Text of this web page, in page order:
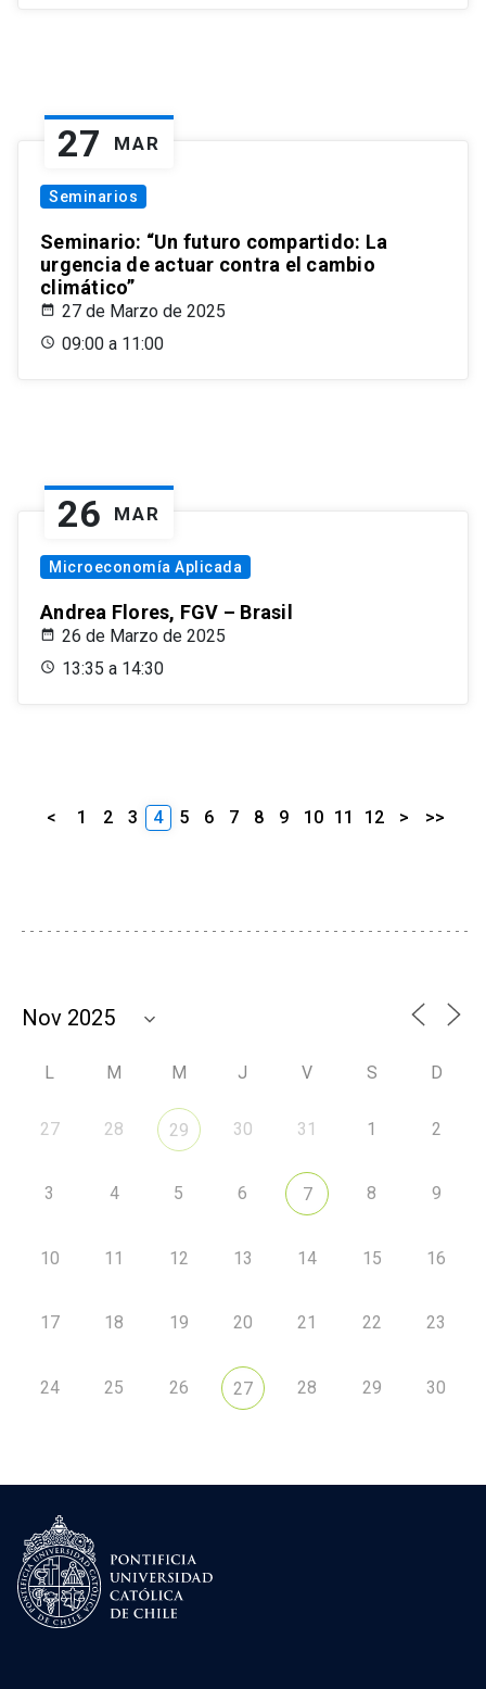
27 MAR
Seminarios
Seminario: “Un futuro compartido: La
urgencia de actuar contra el cambio
climático”
27 de Marzo de 2025
09:00 a 11:00
26 MAR
Microeconomía Aplicada
Andrea Flores, FGV – Brasil
26 de Marzo de 2025
13:35 a 14:30
< 1 2 3 4 5 6 7 8 9 10 11 12 > >>
L M M J V S D
27 28 29 30 31 1 2
3 4 5 6 7 8 9
10 11 12 13 14 15 16
17 18 19 20 21 22 23
24 25 26 27 28 29 30